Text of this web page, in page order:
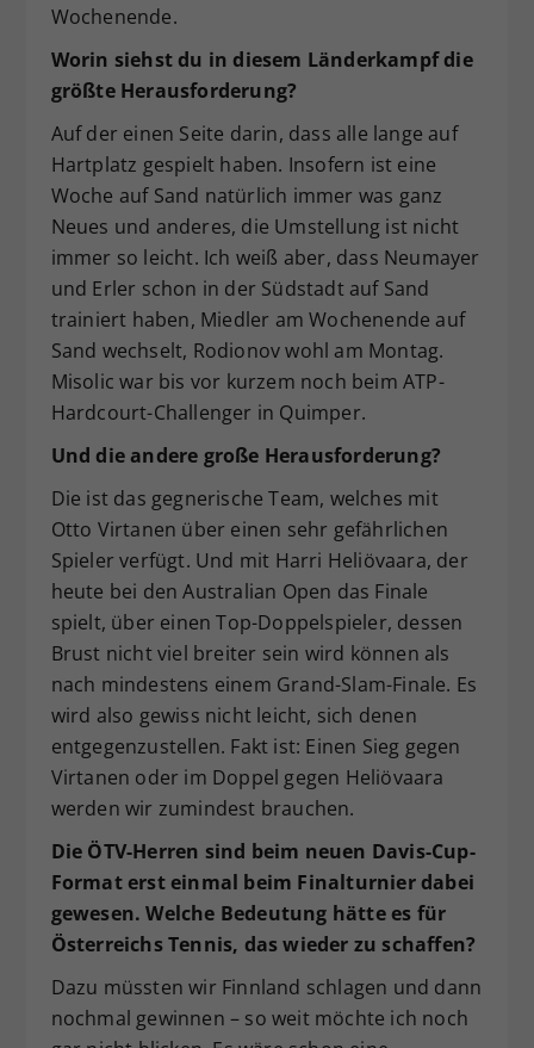
Wochenende.
Worin siehst du in diesem Länderkampf die
größte Herausforderung?
Auf der einen Seite darin, dass alle lange auf
Hartplatz gespielt haben. Insofern ist eine
Woche auf Sand natürlich immer was ganz
Neues und anderes, die Umstellung ist nicht
immer so leicht. Ich weiß aber, dass Neumayer
und Erler schon in der Südstadt auf Sand
trainiert haben, Miedler am Wochenende auf
Sand wechselt, Rodionov wohl am Montag.
Misolic war bis vor kurzem noch beim ATP-
Hardcourt-Challenger in Quimper.
Und die andere große Herausforderung?
Die ist das gegnerische Team, welches mit
Otto Virtanen über einen sehr gefährlichen
Spieler verfügt. Und mit Harri Heliövaara, der
heute bei den Australian Open das Finale
spielt, über einen Top-Doppelspieler, dessen
Brust nicht viel breiter sein wird können als
nach mindestens einem Grand-Slam-Finale. Es
wird also gewiss nicht leicht, sich denen
entgegenzustellen. Fakt ist: Einen Sieg gegen
Virtanen oder im Doppel gegen Heliövaara
werden wir zumindest brauchen.
Die ÖTV-Herren sind beim neuen Davis-Cup-
Format erst einmal beim Finalturnier dabei
gewesen. Welche Bedeutung hätte es für
Österreichs Tennis, das wieder zu schaffen?
Dazu müssten wir Finnland schlagen und dann
nochmal gewinnen – so weit möchte ich noch